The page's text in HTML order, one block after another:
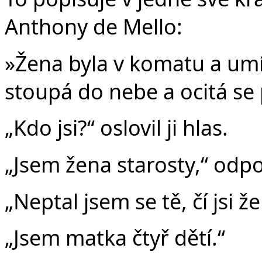
Anthony de Mello:
»Žena byla v komatu a
stoupá do nebe a ocitá
„Kdo jsi?“ oslovil ji hlas.
„Jsem žena starosty,“
„Neptal jsem se tě, čí jsi
„Jsem matka čtyř dětí.“